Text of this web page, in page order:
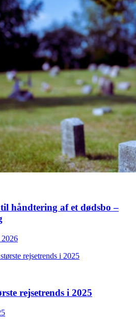
håndtering af et dødsbo –
rejsetrends i 2025